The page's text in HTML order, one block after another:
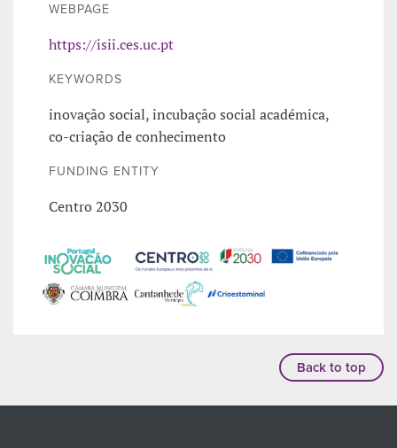
WEBPAGE
https://isii.ces.uc.pt
KEYWORDS
inovação social, incubação social académica,
co-criação de conhecimento
FUNDING ENTITY
Centro 2030
Back to top